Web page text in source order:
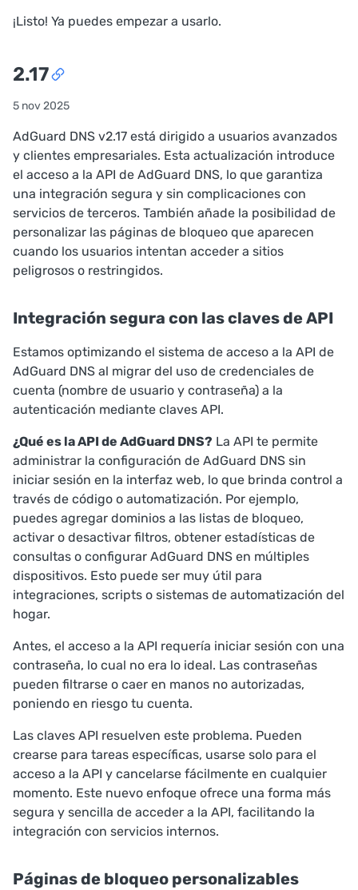
¡Listo! Ya puedes empezar a usarlo.
2.17
5 nov 2025
AdGuard DNS v2.17 está dirigido a usuarios avanzados
y clientes empresariales. Esta actualización introduce
el acceso a la API de AdGuard DNS, lo que garantiza
una integración segura y sin complicaciones con
servicios de terceros. También añade la posibilidad de
personalizar las páginas de bloqueo que aparecen
cuando los usuarios intentan acceder a sitios
peligrosos o restringidos.
Integración segura con las claves de API
Estamos optimizando el sistema de acceso a la API de
AdGuard DNS al migrar del uso de credenciales de
cuenta (nombre de usuario y contraseña) a la
autenticación mediante claves API.
¿Qué es la API de AdGuard DNS? La API te permite
administrar la configuración de AdGuard DNS sin
iniciar sesión en la interfaz web, lo que brinda control a
través de código o automatización. Por ejemplo,
puedes agregar dominios a las listas de bloqueo,
activar o desactivar filtros, obtener estadísticas de
consultas o configurar AdGuard DNS en múltiples
dispositivos. Esto puede ser muy útil para
integraciones, scripts o sistemas de automatización del
hogar.
Antes, el acceso a la API requería iniciar sesión con una
contraseña, lo cual no era lo ideal. Las contraseñas
pueden filtrarse o caer en manos no autorizadas,
poniendo en riesgo tu cuenta.
Las claves API resuelven este problema. Pueden
crearse para tareas específicas, usarse solo para el
acceso a la API y cancelarse fácilmente en cualquier
momento. Este nuevo enfoque ofrece una forma más
segura y sencilla de acceder a la API, facilitando la
integración con servicios internos.
Páginas de bloqueo personalizables